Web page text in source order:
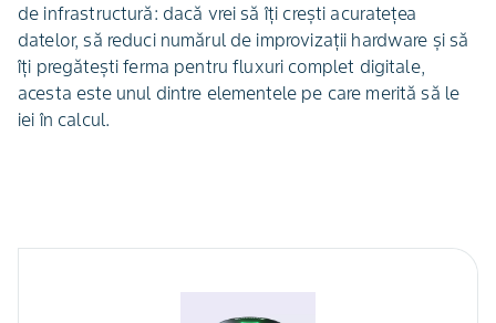
de infrastructură: dacă vrei să îți crești acuratețea
datelor, să reduci numărul de improvizații hardware și să
îți pregătești ferma pentru fluxuri complet digitale,
acesta este unul dintre elementele pe care merită să le
iei în calcul.